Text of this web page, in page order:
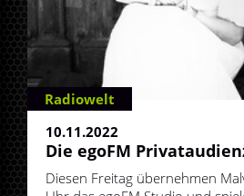
Radiowelt
10.11.2022
Die egoFM
Diesen Freitag übernehmen